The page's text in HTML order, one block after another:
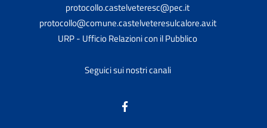
protocollo.castelveteresc@pec.it
protocollo@comune.castelveteresulcalore.av.it
URP - Ufficio Relazioni con il Pubblico
Seguici sui nostri canali